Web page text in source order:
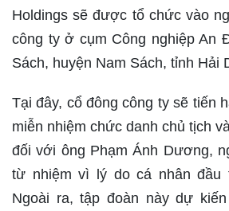
Holdings sẽ được tổ chức vào
công ty ở cụm Công nghiệp An
Sách, huyện Nam Sách, tỉnh Hải
Tại đây, cổ đông công ty sẽ tiến
miễn nhiệm chức danh chủ tịch
đối với ông Phạm Ánh Dương,
từ nhiệm vì lý do cá nhân đầu
Ngoài ra, tập đoàn này dự